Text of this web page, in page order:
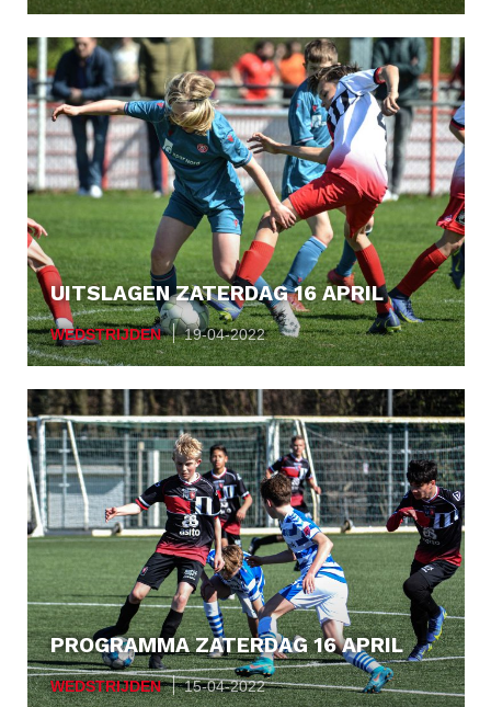
UITSLAGEN ZATERDAG 16 APRIL
WEDSTRIJDEN 19-04-2022
PROGRAMMA ZATERDAG 16 APRIL
WEDSTRIJDEN 15-04-2022